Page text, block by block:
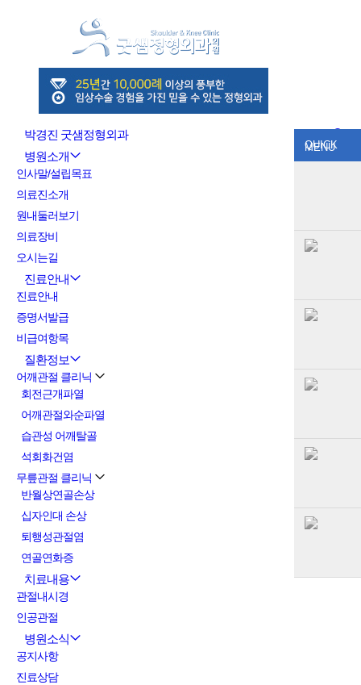
박경진 굿샘정형외과
병원소개
인사말/설립목표
의료진소개
원내둘러보기
의료장비
오시는길
진료안내
진료안내
증명서발급
비급여항목
질환정보
어깨관절 클리닉
회전근개파열
어깨관절와순파열
습관성 어깨탈골
석회화건염
무릎관절 클리닉
반월상연골손상
십자인대 손상
퇴행성관절염
연골연화증
치료내용
관절내시경
인공관절
병원소식
공지사항
진료상담
QUICK
MENU